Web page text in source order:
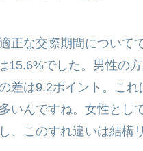
正な交際期間について
15.6%でした。男性の
差は9.2ポイント。こ
いんですね。女性とし
、このすれ違いは結構